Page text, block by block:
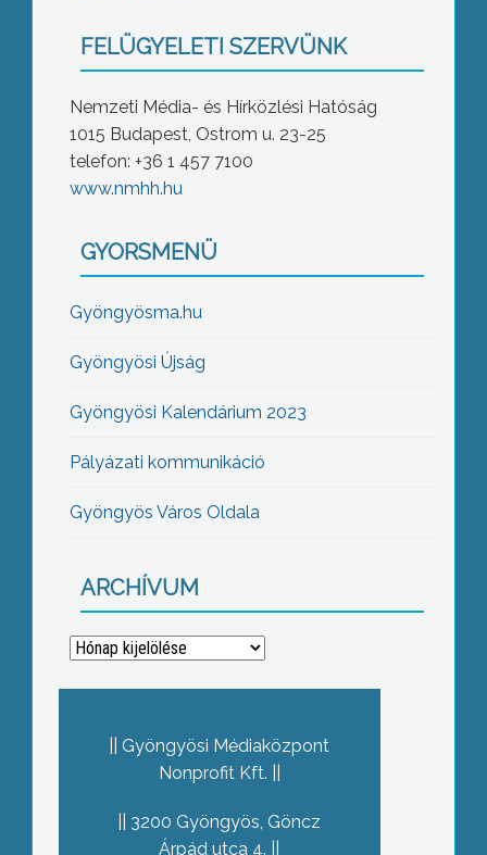
FELÜGYELETI SZERVÜNK
Nemzeti Média- és Hírközlési Hatóság
1015 Budapest, Ostrom u. 23-25
telefon: +36 1 457 7100
www.nmhh.hu
GYORSMENÜ
Gyöngyösma.hu
Gyöngyösi Újság
Gyöngyösi Kalendárium 2023
Pályázati kommunikáció
Gyöngyös Város Oldala
ARCHÍVUM
Archívum
Gyöngyösi Médiaközpont
Nonprofit Kft.
3200 Gyöngyös, Göncz
Árpád utca 4.